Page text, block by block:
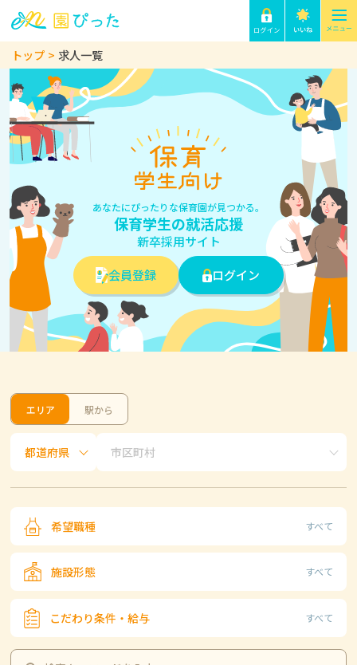
トップ 求人一覧
あなたにぴったりな保育園が見つかる。
保育学生の就活応援
新卒採用サイト
会員登録
ログイン
エリア 駅から
希望職種 すべて
施設形態 すべて
こだわり条件・給与 すべて